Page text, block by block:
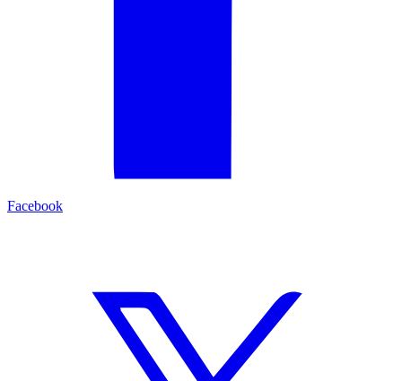
Facebook